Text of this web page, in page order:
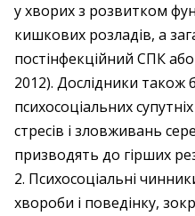
у хворих з розвитком
кишкових розладів, а
постінфекційний СПК
2012). Дослідники також
психосоціальних
стресів і зловживань
призводять до гірших
2. Психосоціальні
хвороби і поведінку,